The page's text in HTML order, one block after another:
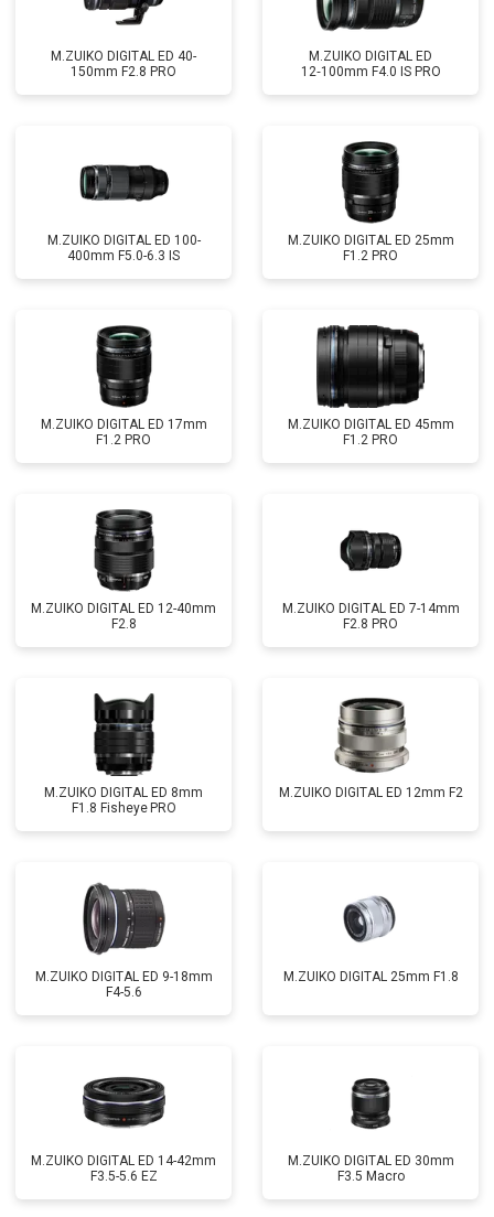
M.ZUIKO DIGITAL ED 40-
150mm F2.8 PRO
M.ZUIKO DIGITAL ED
12‑100mm F4.0 IS PRO
M.ZUIKO DIGITAL ED 100-
400mm F5.0-6.3 IS
M.ZUIKO DIGITAL ED 25mm
F1.2 PRO
M.ZUIKO DIGITAL ED 17mm
F1.2 PRO
M.ZUIKO DIGITAL ED 45mm
F1.2 PRO
M.ZUIKO DIGITAL ED 12-40mm
F2.8
M.ZUIKO DIGITAL ED 7-14mm
F2.8 PRO
M.ZUIKO DIGITAL ED 8mm
F1.8 Fisheye PRO
M.ZUIKO DIGITAL ED 12mm F2
M.ZUIKO DIGITAL ED 9-18mm
F4-5.6
M.ZUIKO DIGITAL 25mm F1.8
M.ZUIKO DIGITAL ED 14-42mm
F3.5-5.6 EZ
M.ZUIKO DIGITAL ED 30mm
F3.5 Macro